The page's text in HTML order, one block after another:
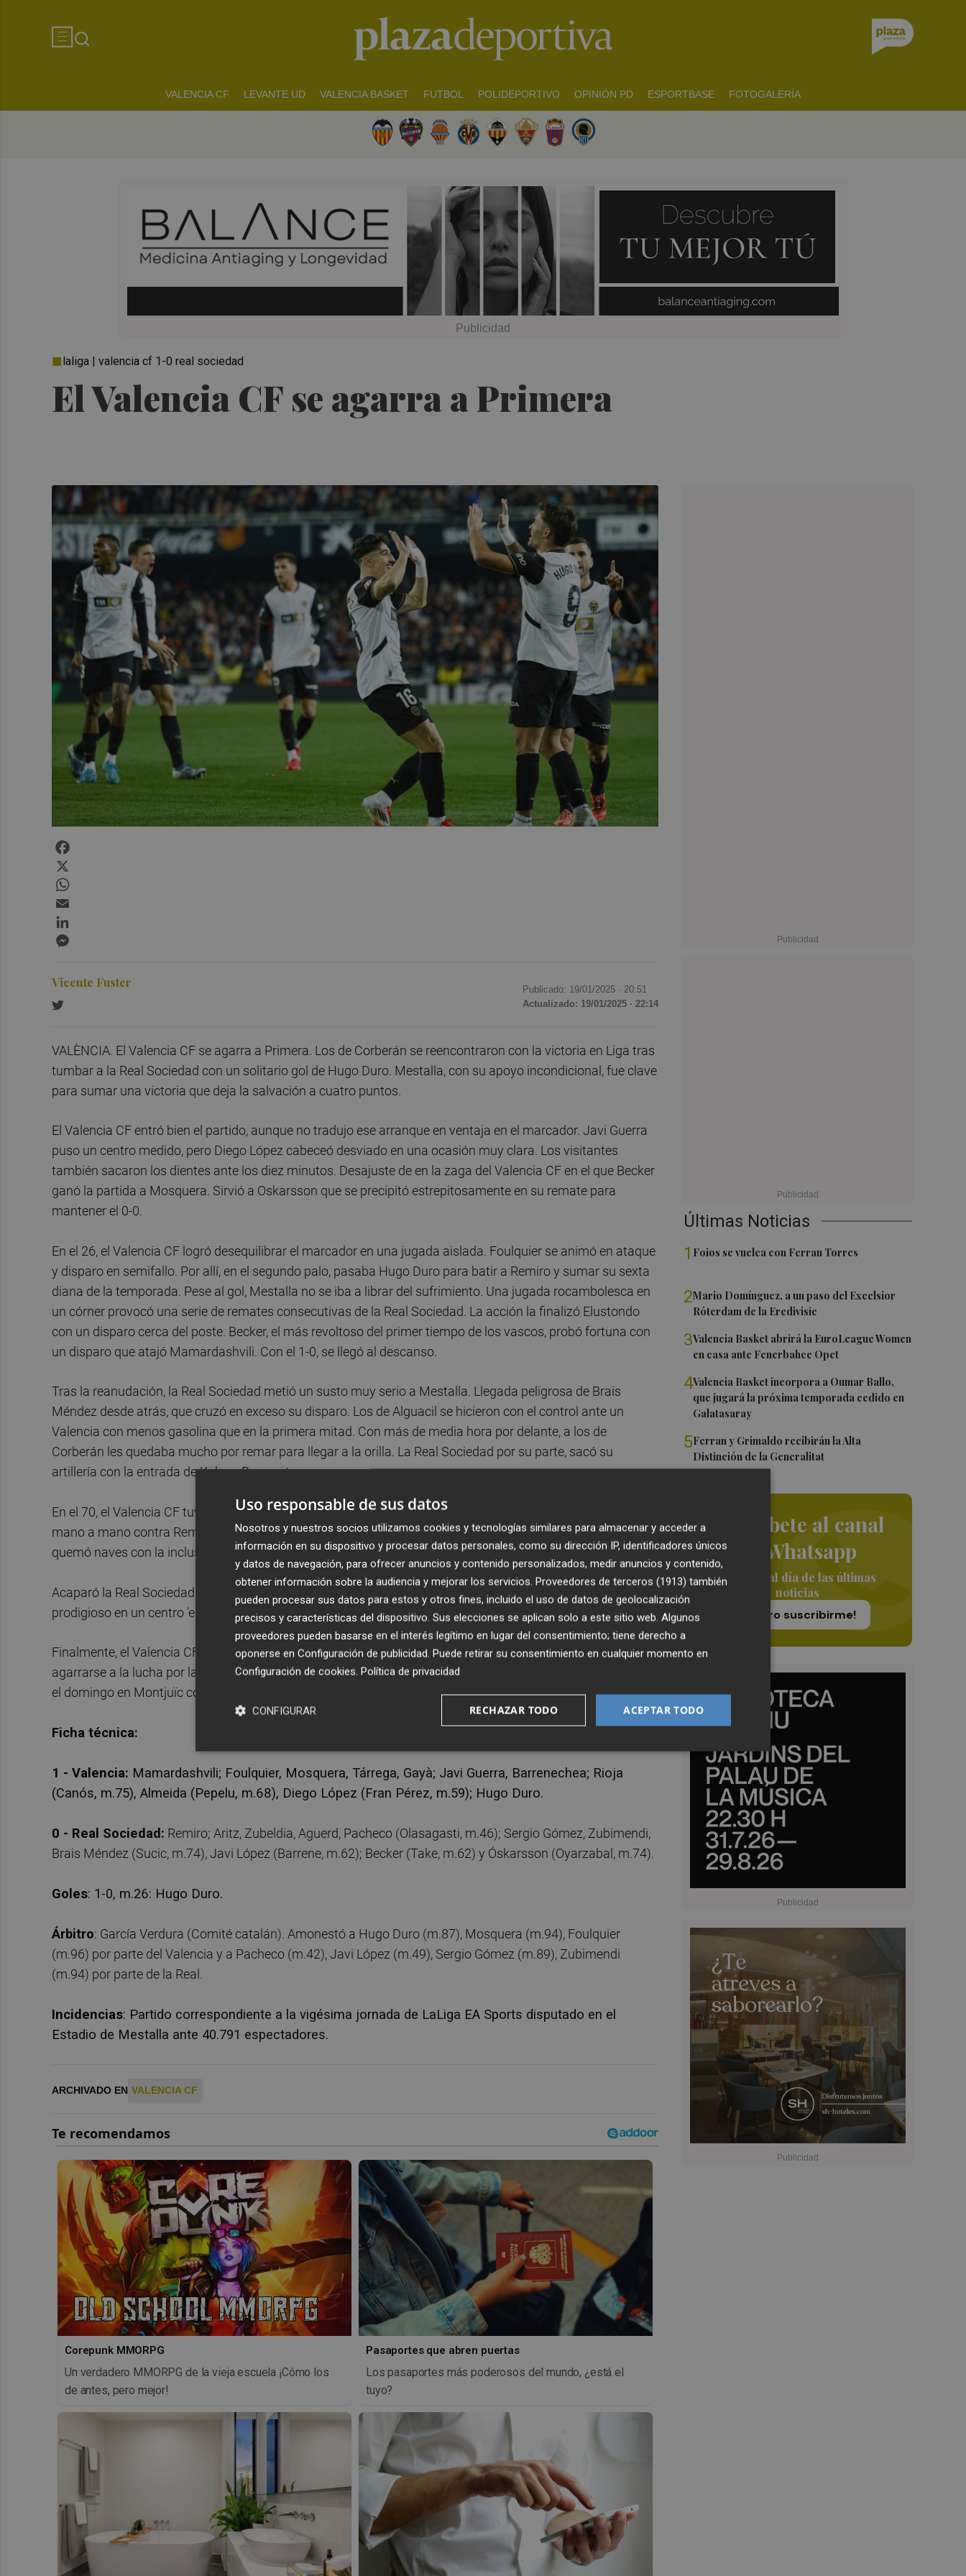
VALENCIA CF LEVANTE UD VALENCIA BASKET FUTBOL POLIDEPORTIVO OPINIÓN PD ESPORTBASE FOTOGALERÍA
El Valencia CF se agarra a Primera
laliga | valencia cf 1-0 real sociedad
Últimas Noticias
1 Foios se vuelca con Ferran Torres
2Mario Domínguez, a un paso del Excelsior
Róterdam de la Eredivisie
3Valencia Basket abrirá la EuroLeague Women
en casa ante Fenerbahce Opet
4Valencia Basket incorpora a Oumar Ballo,
que jugará la próxima temporada cedido en
Galatasaray
5Ferran y Grimaldo recibirán la Alta
Distinción de la Generalitat
Suscríbete al canal
de Whatsapp
Siempre al día de las últimas
noticias
¡Quiero suscribirme!
Vicente Fuster Publicado: 19/01/2025 · 20:51
Actualizado: 19/01/2025 · 22:14
VALÈNCIA. El Valencia CF se agarra a Primera. Los de Corberán se reencontraron con la victoria en Liga tras
tumbar a la Real Sociedad con un solitario gol de Hugo Duro. Mestalla, con su apoyo incondicional, fue clave
para sumar una victoria que deja la salvación a cuatro puntos.
El Valencia CF entró bien el partido, aunque no tradujo ese arranque en ventaja en el marcador. Javi Guerra
puso un centro medido, pero Diego López cabeceó desviado en una ocasión muy clara. Los visitantes
también sacaron los dientes ante los diez minutos. Desajuste de en la zaga del Valencia CF en el que Becker
ganó la partida a Mosquera. Sirvió a Oskarsson que se precipitó estrepitosamente en su remate para
mantener el 0-0.
En el 26, el Valencia CF logró desequilibrar el marcador en una jugada aislada. Foulquier se animó en ataque
y disparo en semifallo. Por allí, en el segundo palo, pasaba Hugo Duro para batir a Remiro y sumar su sexta
diana de la temporada. Pese al gol, Mestalla no se iba a librar del sufrimiento. Una jugada rocambolesca en
un córner provocó una serie de remates consecutivas de la Real Sociedad. La acción la finalizó Elustondo
con un disparo cerca del poste. Becker, el más revoltoso del primer tiempo de los vascos, probó fortuna con
un disparo que atajó Mamardashvili. Con el 1-0, se llegó al descanso.
Tras la reanudación, la Real Sociedad metió un susto muy serio a Mestalla. Llegada peligrosa de Brais
Méndez desde atrás, que cruzó en exceso su disparo. Los de Alguacil se hicieron con el control ante un
Valencia con menos gasolina que en la primera mitad. Con más de media hora por delante, a los de
Corberán les quedaba mucho por remar para llegar a la orilla. La Real Sociedad por su parte, sacó su
artillería con la entrada de Kubo y Barrenetxea.
En el 70, el Valencia CF tuvo el segundo. Gayà trazó un pase perfecto al espacio para Hugo Duro, que erró el
mano a mano contra Remiro. Rioja, con problemas físicos, dejó su espacio a Canós mientras que la Real
quemó naves con la inclusión de Oyarzábal y Sucic.
Acaparó la Real Sociedad la posesión y el Valencia CF los espacios para correr. Remiro sacó un pie
prodigioso en un centro 'envenenado' de Guerra.
Finalmente, el Valencia CF esta vez sí que logró retener su ventaja y sumar una victoria que le permite
agarrarse a la lucha por la permanencia, que se queda a cuatro puntos de distancia. La próxima parada será
el domingo en Montjuïc contra el Barça.
Ficha técnica:
1 - Valencia: Mamardashvili; Foulquier, Mosquera, Tárrega, Gayà; Javi Guerra, Barrenechea; Rioja
(Canós, m.75), Almeida (Pepelu, m.68), Diego López (Fran Pérez, m.59); Hugo Duro.
0 - Real Sociedad: Remiro; Aritz, Zubeldia, Aguerd, Pacheco (Olasagasti, m.46); Sergio Gómez, Zubimendi,
Brais Méndez (Sucic, m.74), Javi López (Barrene, m.62); Becker (Take, m.62) y Óskarsson (Oyarzabal, m.74).
Goles: 1-0, m.26: Hugo Duro.
Árbitro: García Verdura (Comité catalán). Amonestó a Hugo Duro (m.87), Mosquera (m.94), Foulquier
(m.96) por parte del Valencia y a Pacheco (m.42), Javi López (m.49), Sergio Gómez (m.89), Zubimendi
(m.94) por parte de la Real.
Incidencias: Partido correspondiente a la vigésima jornada de LaLiga EA Sports disputado en el
Estadio de Mestalla ante 40.791 espectadores.
ARCHIVADO EN VALENCIA CF
Corepunk MMORPG
Un verdadero MMORPG de la vieja escuela ¡Cómo los
de antes, pero mejor!
Pasaportes que abren puertas
Los pasaportes más poderosos del mundo, ¿está el
tuyo?
Uso responsable de sus datos
Nosotros y nuestros socios utilizamos cookies y tecnologías similares para almacenar y acceder a
información en su dispositivo y procesar datos personales, como su dirección IP, identificadores únicos
y datos de navegación, para ofrecer anuncios y contenido personalizados, medir anuncios y contenido,
obtener información sobre la audiencia y mejorar los servicios. Proveedores de terceros (1913) también
pueden procesar sus datos para estos y otros fines, incluido el uso de datos de geolocalización
precisos y características del dispositivo. Sus elecciones se aplican solo a este sitio web. Algunos
proveedores pueden basarse en el interés legítimo en lugar del consentimiento; tiene derecho a
oponerse en Configuración de publicidad. Puede retirar su consentimiento en cualquier momento en
Configuración de cookies. Política de privacidad
ACEPTAR TODO
RECHAZAR TODO
CONFIGURAR